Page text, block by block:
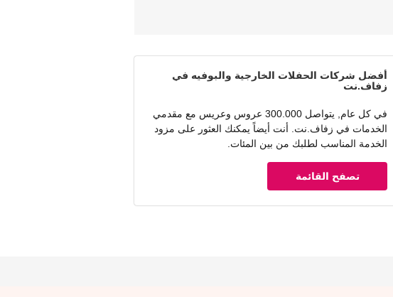
أفضل شركات الحفلات الخارجية والبوفيه في
زفاف.نت
في كل عام, يتواصل 300.000 عروس وعريس مع مقدمي
الخدمات في زفاف.نت. أنت أيضاً يمكنك العثور على مزود
الخدمة المناسب لطلبك من بين المئات.
تصفح القائمة